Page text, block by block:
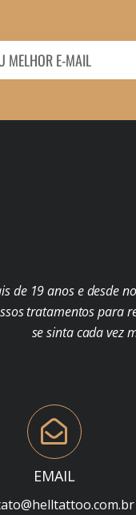
de 19 anos e desde
tratamentos para
se sinta cada vez
EMAIL